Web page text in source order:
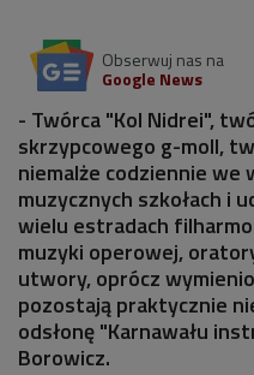
Obserwuj nas na
Google News
- Twórca "Kol Nidrei",
skrzypcowego g-moll,
niemalże codziennie we
muzycznych szkołach i
wielu estradach
muzyki operowej,
utwory, oprócz
pozostają praktycznie
odsłonę "Karnawału
Borowicz.